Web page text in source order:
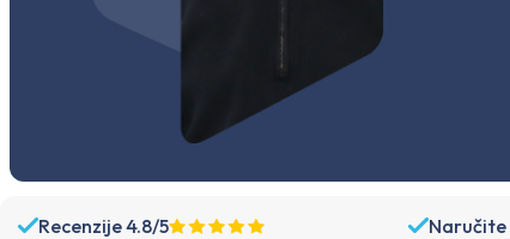
Recenzije 4.8/5 Naručite